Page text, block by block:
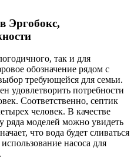
Эргобокс,
так и для
обозначение рядом с
требующейся для семьи.
удовлетворить потребности
Соответственно, септик
человек. В качестве
ряда моделей можно увидеть
что вода будет сливаться
насоса для